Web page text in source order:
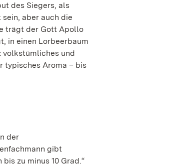
des Siegers, als
aber auch die
trägt der Gott Apollo
in einen Lorbeerbaum
volkstümliches und
typisches Aroma – bis
der
gibt
zu minus 10 Grad.“